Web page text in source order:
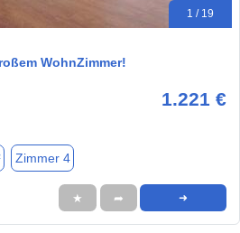
1 / 19
WohnZimmer!
1.221 €
Zimmer 4
★ ➦ ➜